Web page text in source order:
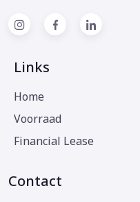
Links
Home
Voorraad
Financial Lease
Contact